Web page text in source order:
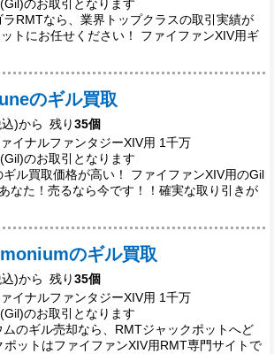
のお取引となります
RMTなら、業界トップクラスの取引実績が
トにお任せください！ ファイファンXIV用ギ
のギル買取
)から 残り35個
イナルファンタジーXIV用 1千万
のお取引となります
ル買取価格が高い！ ファイファンXIV用のGil
なた！売るなら今です！！確実な取り引きが
のギル買取
)から 残り35個
イナルファンタジーXIV用 1千万
のお取引となります
のギル売却なら、RMTジャックポットへど
ポットはファイファンXIV用RMT専門サイトで